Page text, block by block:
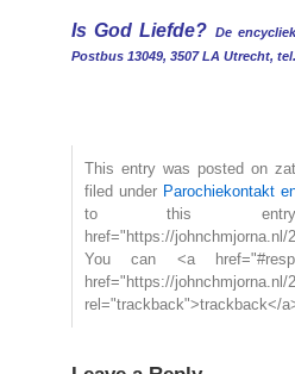
Is God Liefde? De
Postbus 13049, 3507LA Utrecht,
This entry was posted on
filed under Parochiekontakt
to this
href="https://
You can <a
href="https://
rel="trackback">trackback</